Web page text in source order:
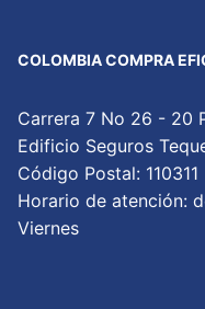
COLOMBIA COMPRA
Carrera 7 No 26 - 20
Edificio Seguros
Código Postal: 110311
Horario de atención:
Viernes